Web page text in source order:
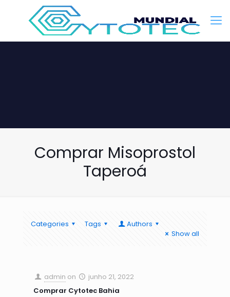
Comprar Misoprostol
Taperoá
Categories Tags
Authors
Show all
admin on
junho 21, 2022
Comprar Cytotec Bahia